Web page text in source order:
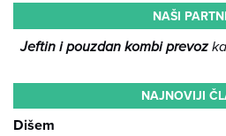
NAŠI
Jeftin i pouzdan kombi prevoz
NAJNOVIJI
Dišem